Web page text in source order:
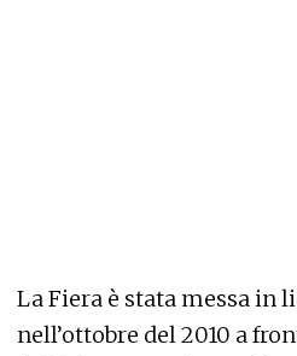
La Fiera è stata messa in
nell’ottobre del 2010 a